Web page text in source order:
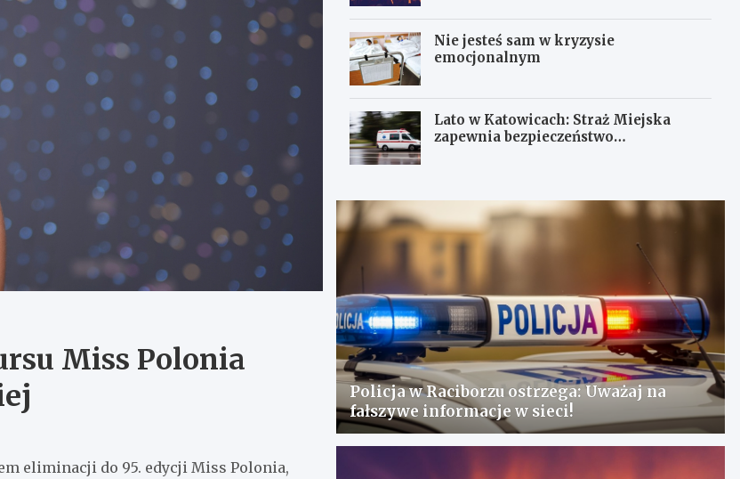
Miss Polonia
eliminacji do 95. edycji Miss Polonia,
Nie jesteś sam w kryzysie
emocjonalnym
Lato w Katowicach: Straż Miejska
zapewnia bezpieczeństwo
Policja w Raciborzu ostrzega: Uważaj na
fałszywe informacje w sieci!